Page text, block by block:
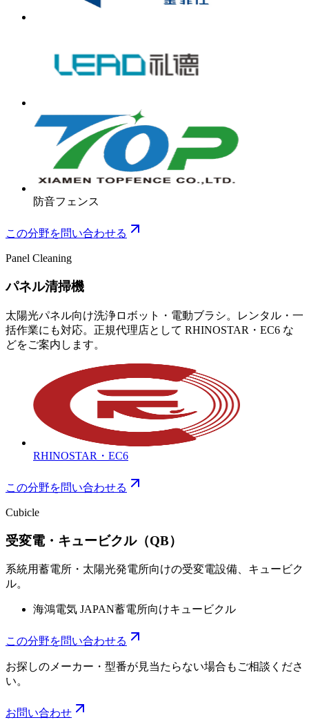
防音フェンス
この分野を問い合わせる
Panel Cleaning
パネル清掃機
太陽光パネル向け洗浄ロボット・電動ブラシ。レンタル・一
括作業にも対応。正規代理店として RHINOSTAR・EC6 な
どをご案内します。
RHINOSTAR・EC6
この分野を問い合わせる
Cubicle
受変電・キュービクル（QB）
系統用蓄電所・太陽光発電所向けの受変電設備、キュービク
ル。
海鴻電気 JAPAN蓄電所向けキュービクル
この分野を問い合わせる
お探しのメーカー・型番が見当たらない場合もご相談くださ
い。
お問い合わせ